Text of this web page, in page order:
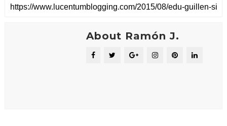
About Ramón J.